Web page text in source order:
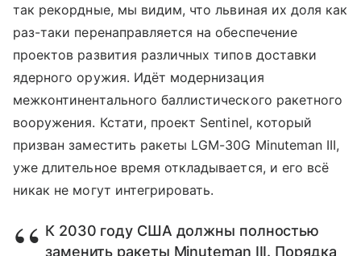
так рекордные, мы видим, что львиная их доля как
раз-таки перенаправляется на обеспечение
проектов развития различных типов доставки
ядерного оружия. Идёт модернизация
межконтинентального баллистического ракетного
вооружения. Кстати, проект Sentinel, который
призван заместить ракеты LGM-30G Minuteman III,
уже длительное время откладывается, и его всё
никак не могут интегрировать.
К 2030 году США должны полностью
заменить ракеты Minuteman III. Порядка